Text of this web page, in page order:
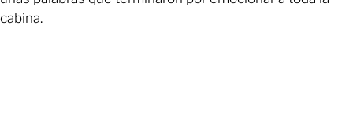
cabina.